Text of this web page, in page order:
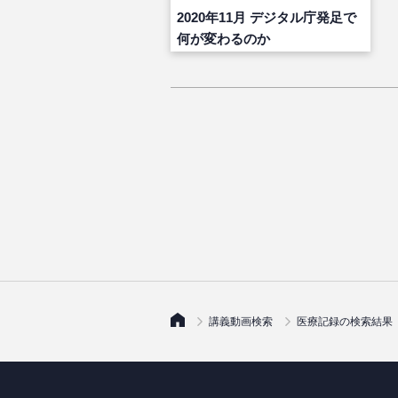
2020年11月 デジタル庁発足で
何が変わるのか
講義動画検索 医療記録の検索結果